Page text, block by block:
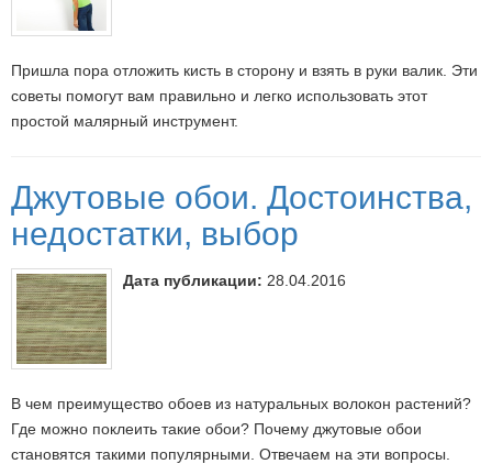
Пришла пора отложить кисть в сторону и взять в руки валик. Эти
советы помогут вам правильно и легко использовать этот
простой малярный инструмент.
Джутовые обои. Достоинства,
недостатки, выбор
В чем преимущество обоев из натуральных волокон растений?
Где можно поклеить такие обои? Почему джутовые обои
становятся такими популярными. Отвечаем на эти вопросы.
Дата публикации: 28.04.2016